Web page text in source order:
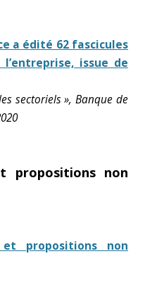
a édité 62 fascicules
issue de
sectoriels », Banque de
propositions non
propositions non